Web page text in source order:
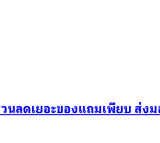
นลดเยอะของแถมเพียบ ส่